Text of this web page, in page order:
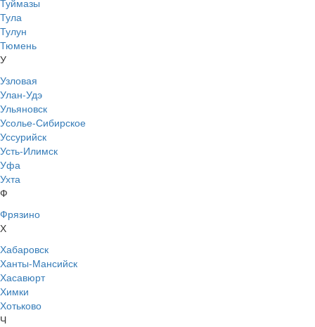
Туймазы
Тула
Тулун
Тюмень
У
Узловая
Улан-Удэ
Ульяновск
Усолье-Сибирское
Уссурийск
Усть-Илимск
Уфа
Ухта
Ф
Фрязино
Х
Хабаровск
Ханты-Мансийск
Хасавюрт
Химки
Хотьково
Ч